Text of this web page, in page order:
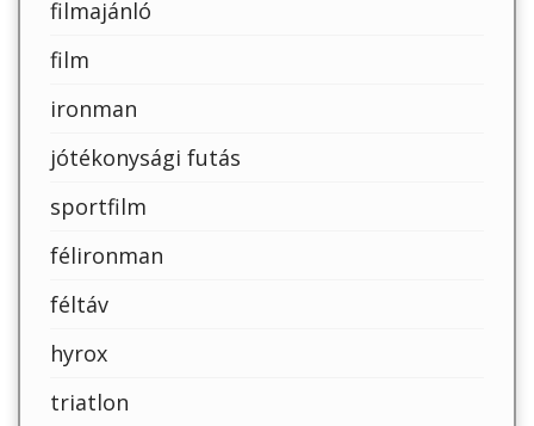
filmajánló
film
ironman
jótékonysági futás
sportfilm
félironman
féltáv
hyrox
triatlon